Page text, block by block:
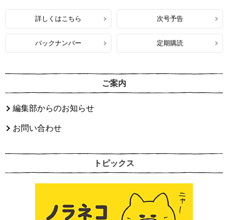
詳しくはこちら 次号予告
バックナンバー 定期購読
ご案内
編集部からのお知らせ
お問い合わせ
トピックス